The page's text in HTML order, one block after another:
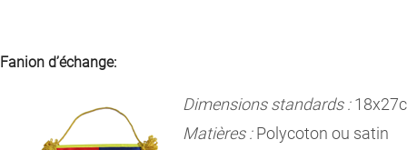
Fanion d’échange:
Dimensions standards :
Matières :Polycoton ou satin